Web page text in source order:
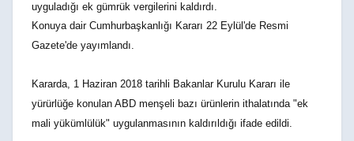
uyguladığı ek gümrük vergilerini kaldırdı.
Konuya dair Cumhurbaşkanlığı Kararı 22 Eylül'de Resmi
Gazete'de yayımlandı.
Kararda, 1 Haziran 2018 tarihli Bakanlar Kurulu Kararı ile
yürürlüğe konulan ABD menşeli bazı ürünlerin ithalatında "ek
mali yükümlülük" uygulanmasının kaldırıldığı ifade edildi.